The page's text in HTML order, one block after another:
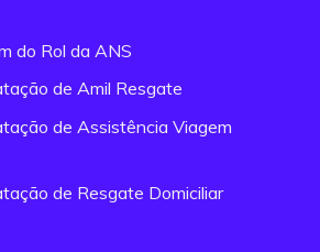
do Rol da ANS
de Amil Resgate
de Assistência Viagem
de Resgate Domiciliar